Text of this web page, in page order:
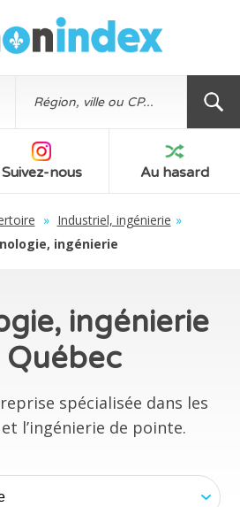
Suivez-nous Au hasard
» Industriel, ingénierie »
ingénierie
ingénierie
Québec
spécialisée dans les
l’ingénierie de pointe.